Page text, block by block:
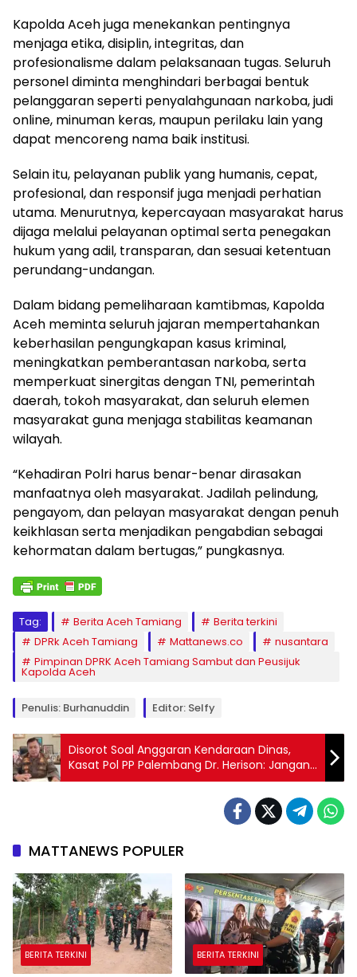
Kapolda Aceh juga menekankan pentingnya
menjaga etika, disiplin, integritas, dan
profesionalisme dalam pelaksanaan tugas. Seluruh
personel diminta menghindari berbagai bentuk
pelanggaran seperti penyalahgunaan narkoba, judi
online, minuman keras, maupun perilaku lain yang
dapat mencoreng nama baik institusi.
Selain itu, pelayanan publik yang humanis, cepat,
profesional, dan responsif juga menjadi perhatian
utama. Menurutnya, kepercayaan masyarakat harus
dijaga melalui pelayanan optimal serta penegakan
hukum yang adil, transparan, dan sesuai ketentuan
perundang-undangan.
Dalam bidang pemeliharaan kamtibmas, Kapolda
Aceh meminta seluruh jajaran mempertahankan
keberhasilan pengungkapan kasus kriminal,
meningkatkan pemberantasan narkoba, serta
memperkuat sinergitas dengan TNI, pemerintah
daerah, tokoh masyarakat, dan seluruh elemen
masyarakat guna menjaga stabilitas keamanan
wilayah.
“Kehadiran Polri harus benar-benar dirasakan
manfaatnya oleh masyarakat. Jadilah pelindung,
pengayom, dan pelayan masyarakat dengan penuh
keikhlasan serta menjadikan pengabdian sebagai
kehormatan dalam bertugas,” pungkasnya.
Tag: Berita Aceh Tamiang
Berita terkini
DPRk Aceh Tamiang
Mattanews.co
nusantara
Pimpinan DPRK Aceh Tamiang Sambut dan Peusijuk
Kapolda Aceh
Penulis: Burhanuddin Editor: Selfy
Disorot Soal Anggaran Kendaraan Dinas,
Kasat Pol PP Palembang Dr. Herison: Jangan
Bangun Opini Tanpa Konfirmasi
MATTANEWS POPULER
BERITA TERKINI BERITA TERKINI